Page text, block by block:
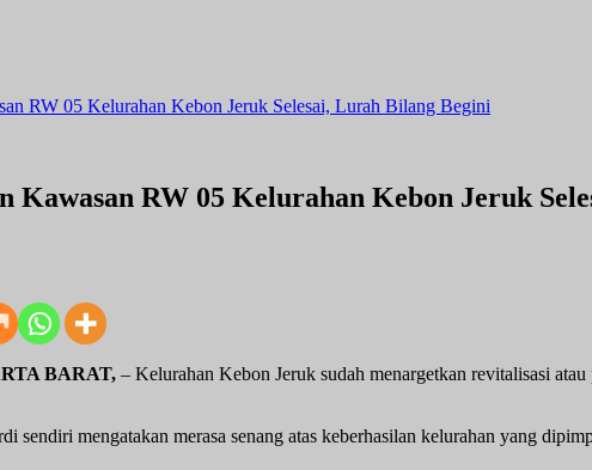
RW 05 Kelurahan Kebon Jeruk Selesai, Lurah Bilang Begini
Kawasan RW 05 Kelurahan Kebon Jeruk
BARAT, – Kelurahan Kebon Jeruk sudah menargetkan revitalisasi
sendiri mengatakan merasa senang atas keberhasilan kelurahan yang